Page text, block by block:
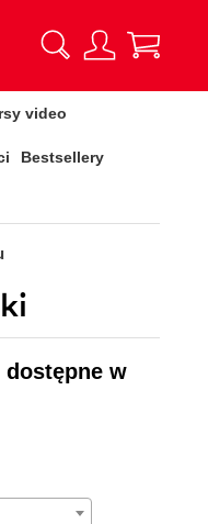
video
Bestsellery
dostępne w